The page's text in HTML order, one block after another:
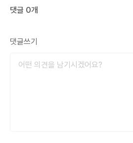
댓글 0개
댓글쓰기